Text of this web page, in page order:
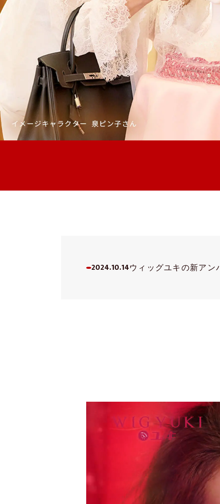
2024.10.14ウィッグユキの新アン